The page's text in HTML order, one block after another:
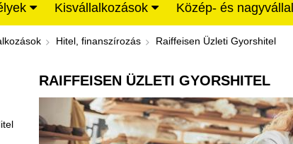
Kisvállalkozások Közép- és
Gyorshitel - Raiffeisen BANK
Hitel, finanszírozás Raiffeisen Üzleti Gyorshitel
RAIFFEISEN ÜZLETI GYORSHITEL